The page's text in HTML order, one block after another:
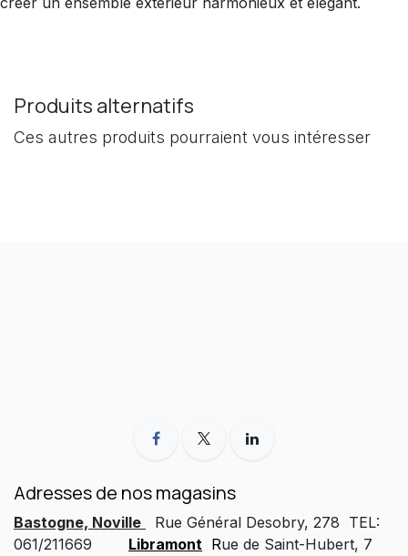
Produits alternatifs
Ces autres produits pourraient vous intéresser
Adresses de nos magasins
Bastogne, Noville
Rue Général Desobry, 278 TEL:
061/211669
Libramont Rue de Saint-Hubert, 7